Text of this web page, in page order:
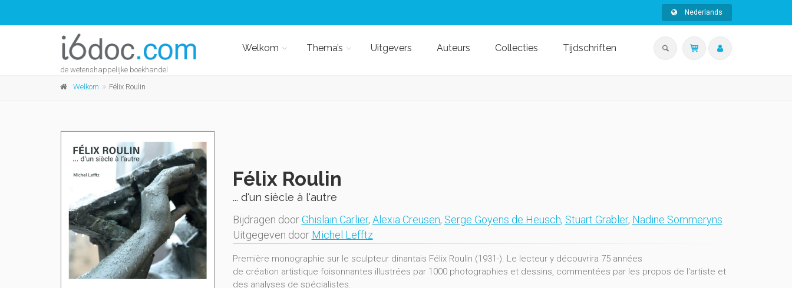
Nederlands
de wetenshappelijke boekhandel
Welkom Thema’s Uitgevers Auteurs Collecties Tijdschriften
Welkom Félix Roulin
Félix Roulin
... d'un siècle à l'autre
Bijdragen doorGhislain Carlier, Alexia Creusen, Serge Goyens de Heusch, Stuart Grabler, Nadine Sommeryns
Uitgegeven door Michel Lefftz
Première monographie sur le sculpteur dinantais Félix Roulin (1931-). Le lecteur y découvrira 75 années
de création artistique foisonnantes illustrées par 1000 photographies et dessins, commentées par les propos de l'artiste et
des analyses de spécialistes.